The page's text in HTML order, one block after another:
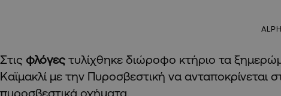
Στις φλόγες τυλίχθηκε διώροφο κτήριο τα
Καϊμακλί με την Πυροσβεστική να ανταποκρίνεται
πυροσβεστικά οχήματα.